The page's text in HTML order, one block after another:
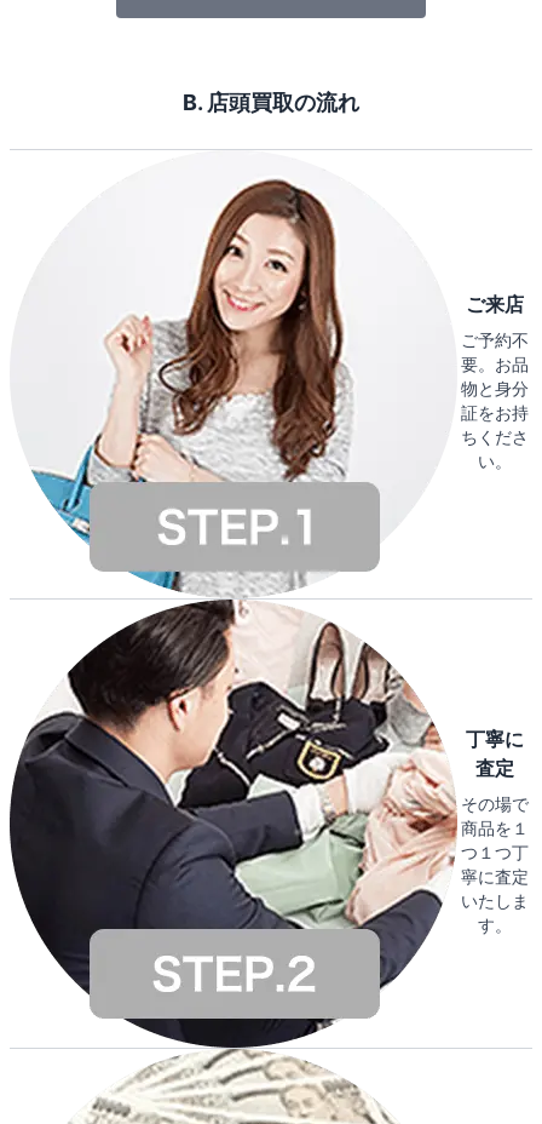
B. 店頭買取の流れ
ご来店
ご予約不
要。お品
物と身分
証をお持
ちくださ
い。
丁寧に
査定
その場で
商品を１
つ１つ丁
寧に査定
いたしま
す。